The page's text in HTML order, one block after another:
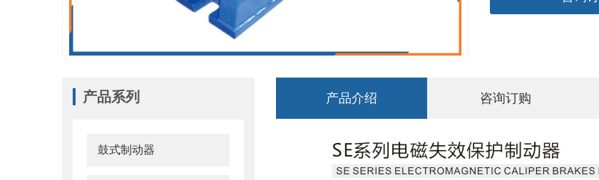
产品系列
鼓式制动器
产品介绍 咨询订购